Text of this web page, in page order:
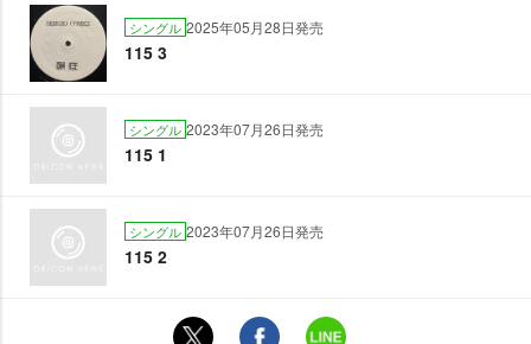
シングル 2025年05月28日発売
115 3
シングル 2023年07月26日発売
115 1
シングル 2023年07月26日発売
115 2